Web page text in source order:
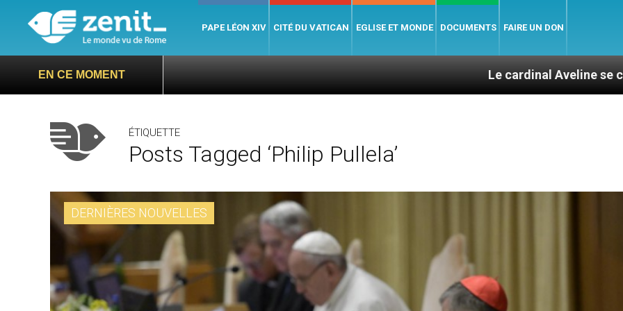
PAPE LÉON XIV CITÉ DU VATICAN EGLISE ET MONDE DOCUMENTS FAIRE UN DON
EN CE MOMENT Le cardinal Aveline se confie : entre
ÉTIQUETTE
Posts Tagged ‘Philip Pullela’
DERNIÈRES NOUVELLES